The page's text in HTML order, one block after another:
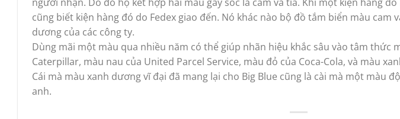
cũng biết kiện hàng đó do Fedex giao đến. Nó khác nào bộ đồ tắm biển màu cam
dương của các công ty.
Dùng mãi một màu qua nhiều năm có thể giúp nhãn hiệu khắc sâu vào tâm thức
Caterpillar, màu nau của United Parcel Service, màu đỏ của Coca-Cola, và màu
Cái mà màu xanh dương vĩ đại đã mang lại cho Big Blue cũng là cài mà một màu
anh.